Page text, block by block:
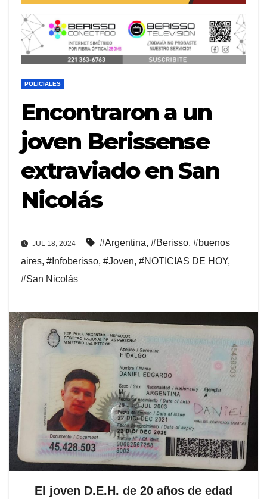
POLICIALES
Encontraron a un
joven Berissense
extraviado en San
Nicolás
JUL 18, 2024 #Argentina, #Berisso, #buenos
aires, #Infoberisso, #Joven, #NOTICIAS DE HOY,
#San Nicolás
El joven D.E.H. de 20 años de edad